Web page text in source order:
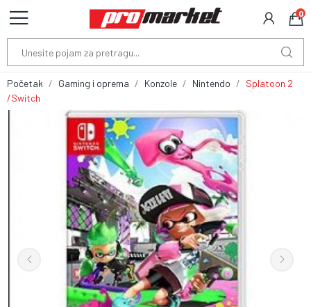
0
Početak Gaming i oprema Konzole Nintendo
Splatoon 2
/Switch